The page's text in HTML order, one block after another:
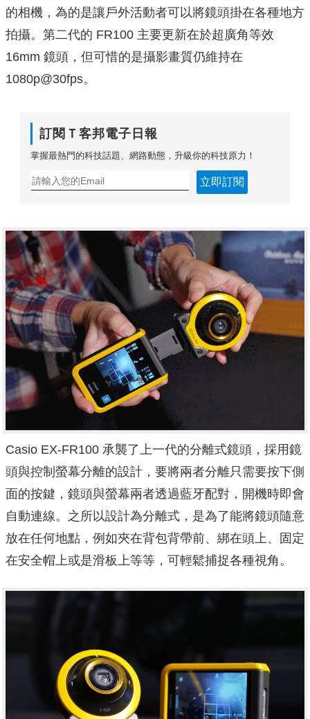
的相機，為的是讓戶外活動者可以將鏡頭掛在各種地方
拍攝。第二代的 FR100 主要更新在於超廣角等效
16mm 鏡頭，但可惜的是攝影畫質仍維持在
1080p@30fps。
訂閱Ｔ客邦電子日報
掌握最熱門的科技話題、網路動態，升級你的科技原力！
立即訂閱
Casio EX-FR100 承襲了上一代的分離式鏡頭，採用鏡
頭與控制螢幕分離的設計，要將兩者分離只需要按下側
面的按鍵，鏡頭與螢幕兩者透過藍牙配對，開機時即會
自動連線。之所以設計為分離式，是為了能將鏡頭隨意
放在任何地點，例如夾在背包背帶前、綁在頭上、固定
在安全帽上或是滑板上等等，可輕鬆捕捉各種視角。